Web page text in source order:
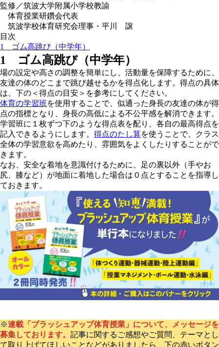
監修 ／筑波大学附属小学校教諭
体育授業研鑽会代表
筑波学校体育研究会理事・平川 譲
目次
1 ゴム高跳び（中学年）
1 ゴム高跳び（中学年）
場の設定や高さの調整を簡単にし、活動量を保障するために、
友達の体のどこまで跳び越せるかを得点化します。得点の具体
は、下の＜得点の目安＞を参考にしてください。
体育の学習班を使用することで、似通った身長の友達の体が得
点の指標となり、身長の高低による不公平感を解消できます。
学習班に１枚ずつ下のような得点表を配り、各自の最高得点を
記入できるようにします。 得点のたし算を使うことで、クラス
全体の学習意欲を高めたり、雰囲気をよくしたりすることがで
きます。
なお、安全な着地を意識付けるために、足の裏以外（手やお
尻、膝など）が地面に着地した場合は０点とすることを指導し
ておきます。
※連載「ブラッシュアップ体育授業」について、メッセージを
募集しております。 記事に関するご感想やご質問、テーマとし
て取り上げてほしいことなどがありましたら、下の赤いボタン